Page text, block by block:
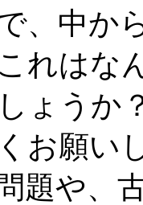
、中か
れはな
ょうか
お願い
題や、